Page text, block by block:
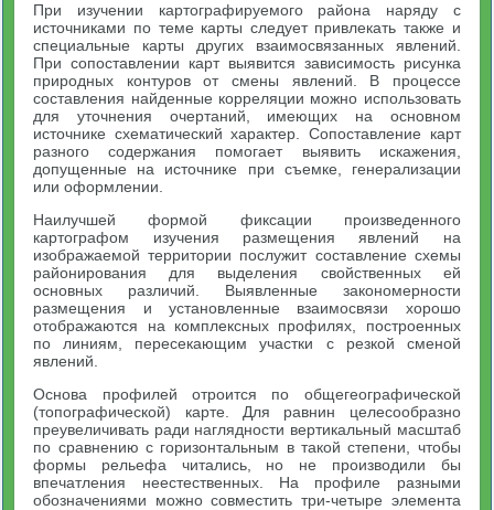
При изучении картографируемого района наряду с
источниками по теме карты следует привлекать также и
специальные карты других взаимосвязанных явлений.
При сопоставлении карт выявится зависимость рисунка
природных контуров от смены явлений. В процессе
составления найденные корреляции можно использовать
для уточнения очертаний, имеющих на основном
источнике схематический характер. Сопоставление карт
разного содержания помогает выявить искажения,
допущенные на источнике при съемке, генерализации
или оформлении.
Наилучшей формой фиксации произведенного
картографом изучения размещения явлений на
изображаемой территории послужит составление схемы
районирования для выделения свойственных ей
основных различий. Выявленные закономерности
размещения и установленные взаимосвязи хорошо
отображаются на комплексных профилях, построенных
по линиям, пересекающим участки с резкой сменой
явлений.
Основа профилей отроится по общегеографической
(топографической) карте. Для равнин целесообразно
преувеличивать ради наглядности вертикальный масштаб
по сравнению с горизонтальным в такой степени, чтобы
формы рельефа читались, но не производили бы
впечатления неестественных. На профиле разными
обозначениями можно совместить три-четыре элемента